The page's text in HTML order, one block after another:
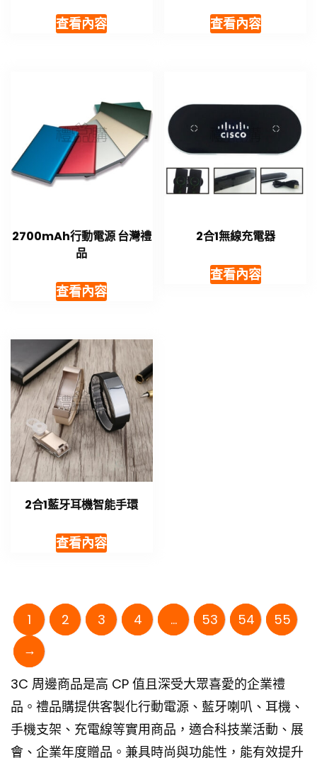
查看內容 查看內容
2700mAh行動電源 台灣禮
品
查看內容
2合1無線充電器
查看內容
2合1藍牙耳機智能手環
查看內容
1 2 3 4 ... 53 54
55
→
3C 周邊商品是高 CP 值且深受大眾喜愛的企業禮
品。禮品購提供客製化行動電源、藍牙喇叭、耳機、
手機支架、充電線等實用商品，適合科技業活動、展
會、企業年度贈品。兼具時尚與功能性，能有效提升